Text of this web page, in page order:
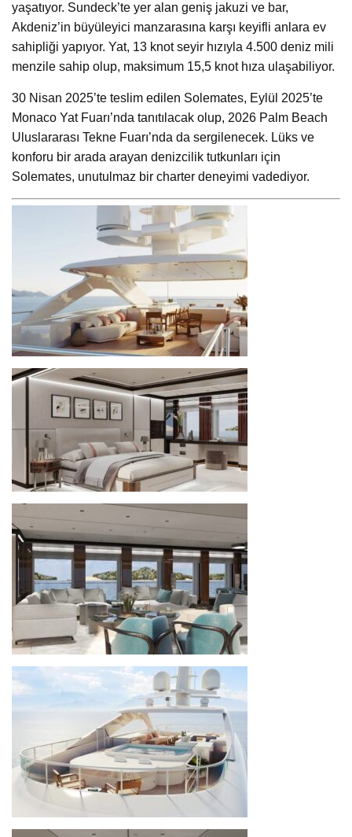
yaşatıyor. Sundeck’te yer alan geniş jakuzi ve bar,
Akdeniz’in büyüleyici manzarasına karşı keyifli anlara ev
sahipliği yapıyor. Yat, 13 knot seyir hızıyla 4.500 deniz mili
menzile sahip olup, maksimum 15,5 knot hıza ulaşabiliyor.
30 Nisan 2025’te teslim edilen Solemates, Eylül 2025’te
Monaco Yat Fuarı’nda tanıtılacak olup, 2026 Palm Beach
Uluslararası Tekne Fuarı’nda da sergilenecek. Lüks ve
konforu bir arada arayan denizcilik tutkunları için
Solemates, unutulmaz bir charter deneyimi vadediyor.